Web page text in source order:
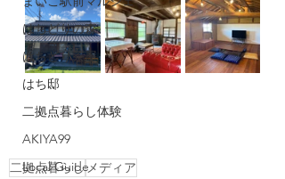
はちどりの森
はちどり茶屋
はち邸
二拠点暮らし体験
AKIYA99
Local Guide
二拠点暮らしメディア